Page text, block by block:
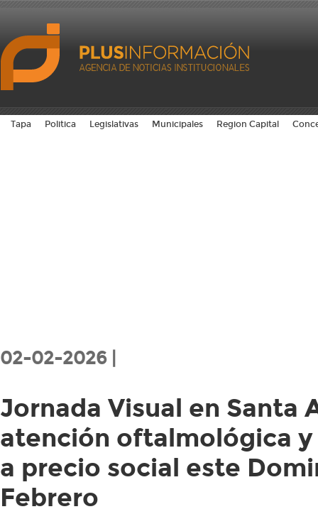
Tapa Politica Legislativas Municipales Region Capital
02-02-2026 |
Jornada Visual en Santa
atención oftalmológica
a precio social este
Febrero